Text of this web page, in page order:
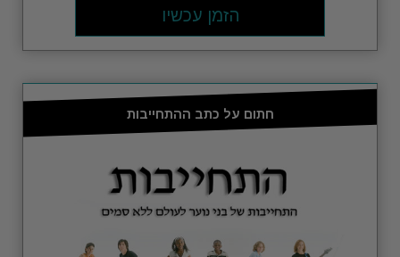
הזמן עכשיו
חתום על כתב ההתחייבות